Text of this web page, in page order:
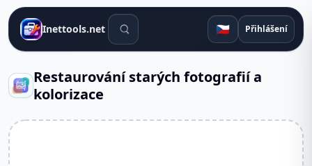
Inettools.net Vyhledávací nástroje 🇨🇿 Přihlášení
Restaurování starých fotografií a
kolorizace